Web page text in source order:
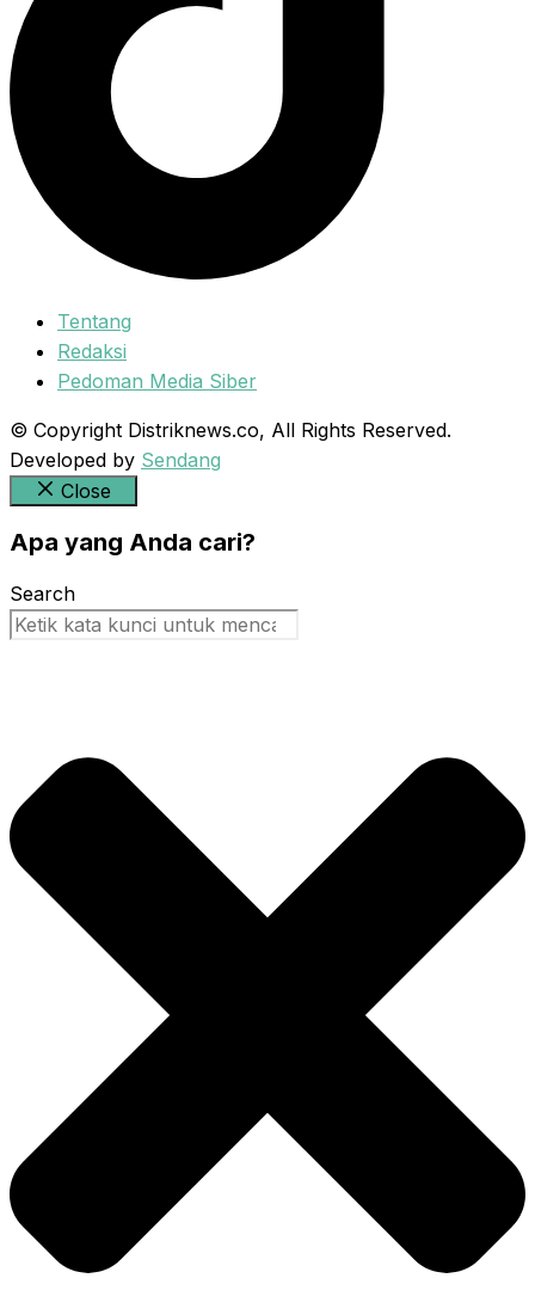
Tentang
Redaksi
Pedoman Media Siber
© Copyright Distriknews.co, All Rights Reserved.
Developed by Sendang
Close
Apa yang Anda cari?
Search